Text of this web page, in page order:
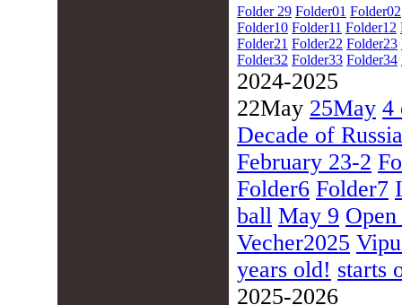
Folder 29 Folder01 Folder02
Folder10 Folder11 Folder12
Folder21 Folder22 Folder23
Folder32 Folder33 Folder34
2024-2025
22May 25May 4
Decade of
February 23-2
Folder6 Folder7
ball May 9
Vecher2025
years old! starts
2025-2026